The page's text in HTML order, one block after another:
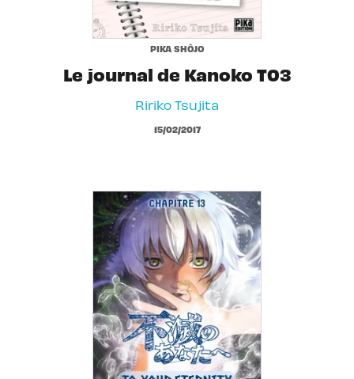
PIKA SHÔJO
Le journal de Kanoko T03
Ririko Tsujita
15/02/2017